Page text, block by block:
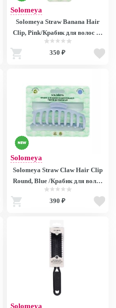
Solomeya
Solomeya Straw Banana Hair
Clip, Pink/Крабик для волос из
натуральной пшеницы в форме
банана, цвет Розовый
350 ₽
Solomeya
Solomeya Straw Claw Hair Clip
Round, Blue /Крабик для волос
из натуральной пшеницы
Овальный, цвет Голубой
390 ₽
Solomeya